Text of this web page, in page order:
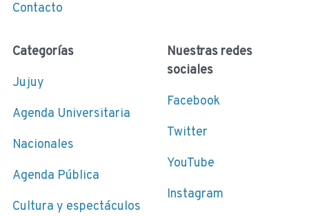
Contacto
Categorías
Jujuy
Agenda Universitaria
Nacionales
Agenda Pública
Cultura y espectáculos
Nuestras redes
sociales
Facebook
Twitter
YouTube
Instagram